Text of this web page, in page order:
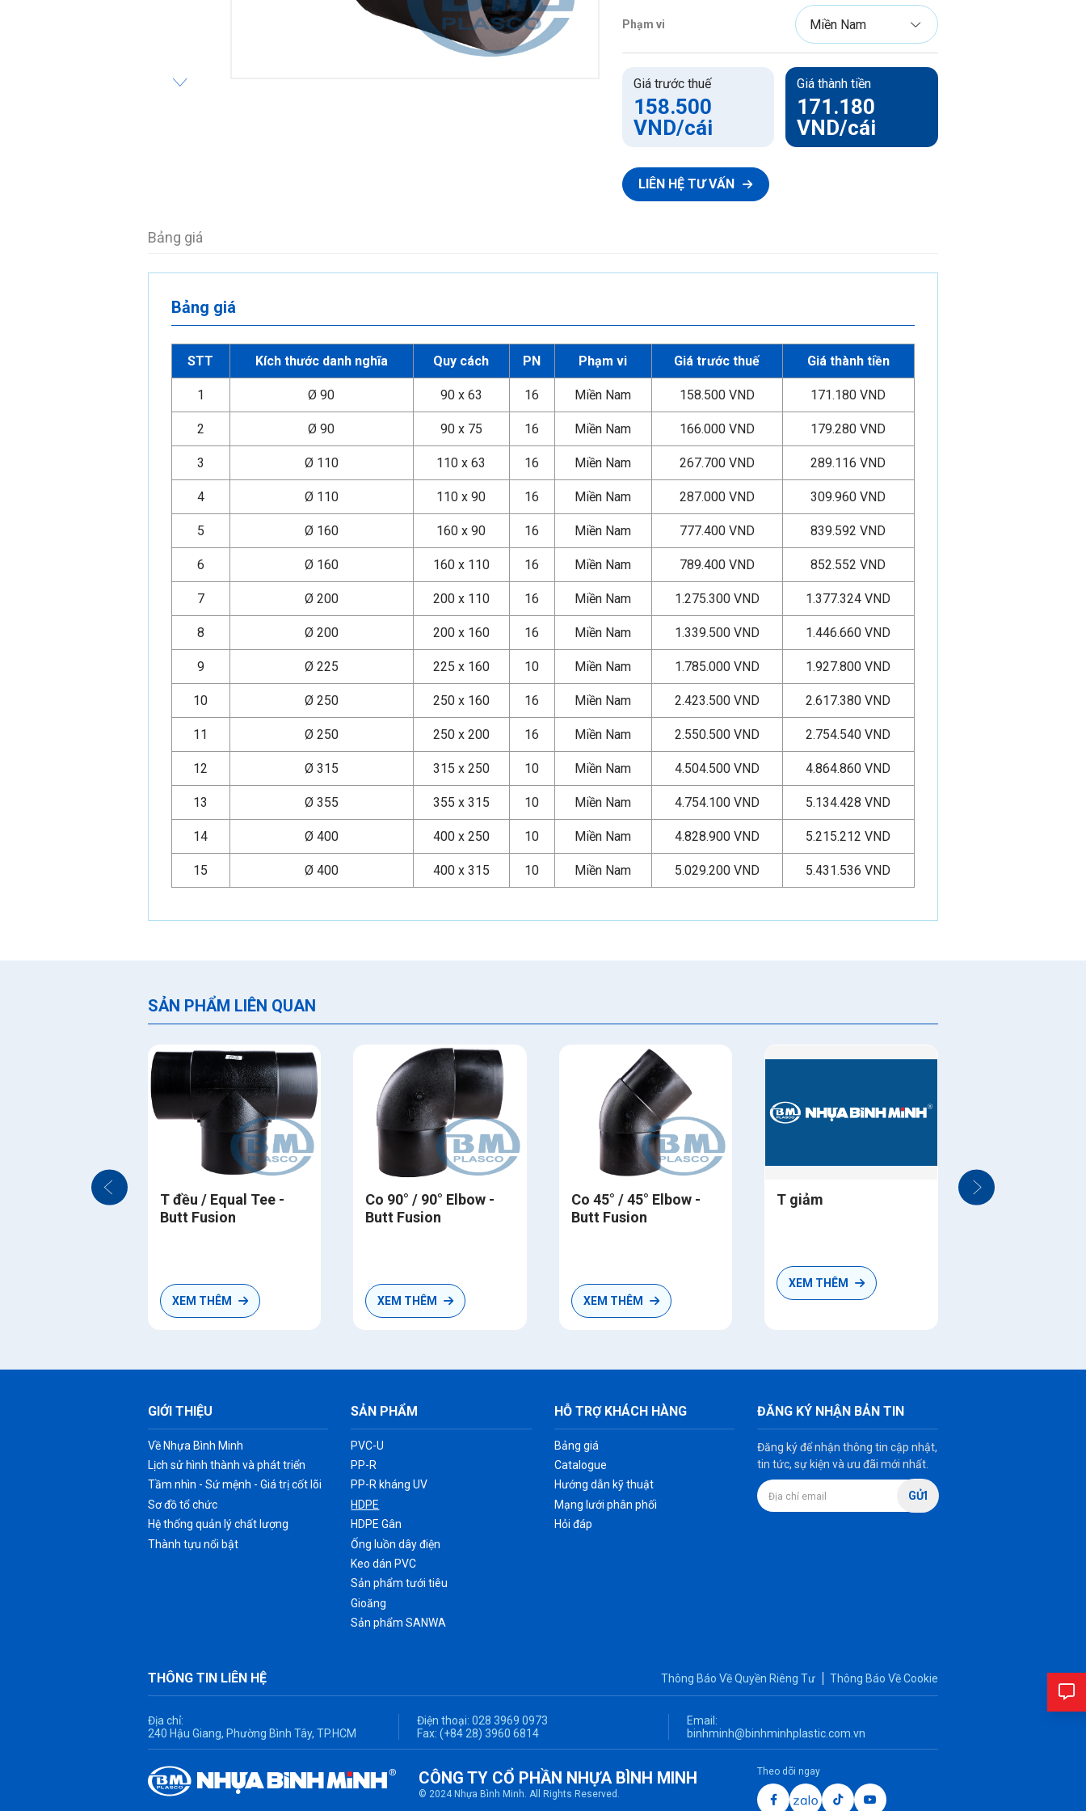
Ống HDPE Gân
Phụ tùng HDPE Gân
Ống luồn dây điện PVC-U
Phụ tùng ống luồn dây điện PVC-U
Keo dán PVC không mùi
Phạm vi
Giá trước thuế
158.500
VND/cái
Giá thành tiền
171.180
VND/cái
LIÊN HỆ TƯ VẤN
Bảng giá
Bảng giá
STT Kích thước danh nghĩa Quy cách PN Phạm vi Giá trước thuế Giá thành tiền
1 Ø 90 90 x 63 16 Miền Nam 158.500 VND 171.180 VND
2 Ø 90 90 x 75 16 Miền Nam 166.000 VND 179.280 VND
3 Ø 110 110 x 63 16 Miền Nam 267.700 VND 289.116 VND
4 Ø 110 110 x 90 16 Miền Nam 287.000 VND 309.960 VND
5 Ø 160 160 x 90 16 Miền Nam 777.400 VND 839.592 VND
6 Ø 160 160 x 110 16 Miền Nam 789.400 VND 852.552 VND
7 Ø 200 200 x 110 16 Miền Nam 1.275.300 VND 1.377.324 VND
8 Ø 200 200 x 160 16 Miền Nam 1.339.500 VND 1.446.660 VND
9 Ø 225 225 x 160 10 Miền Nam 1.785.000 VND 1.927.800 VND
10 Ø 250 250 x 160 16 Miền Nam 2.423.500 VND 2.617.380 VND
11 Ø 250 250 x 200 16 Miền Nam 2.550.500 VND 2.754.540 VND
12 Ø 315 315 x 250 10 Miền Nam 4.504.500 VND 4.864.860 VND
13 Ø 355 355 x 315 10 Miền Nam 4.754.100 VND 5.134.428 VND
14 Ø 400 400 x 250 10 Miền Nam 4.828.900 VND 5.215.212 VND
15 Ø 400 400 x 315 10 Miền Nam 5.029.200 VND 5.431.536 VND
SẢN PHẨM LIÊN QUAN
T đều / Equal Tee -
Butt Fusion
XEM THÊM
Co 90° / 90° Elbow -
Butt Fusion
XEM THÊM
Co 45° / 45° Elbow -
Butt Fusion
XEM THÊM
T giảm
XEM THÊM
GIỚI THIỆU
Về Nhựa Bình Minh
Lịch sử hình thành và phát triển
Tầm nhìn - Sứ mệnh - Giá trị cốt lõi
Sơ đồ tổ chức
Hệ thống quản lý chất lượng
Thành tựu nổi bật
SẢN PHẨM
PVC-U
PP-R
PP-R kháng UV
HDPE
HDPE Gân
Ống luồn dây điện
Keo dán PVC
Sản phẩm tưới tiêu
Gioăng
Sản phẩm SANWA
HỖ TRỢ KHÁCH HÀNG
Bảng giá
Catalogue
Hướng dẫn kỹ thuật
Mạng lưới phân phối
Hỏi đáp
ĐĂNG KÝ NHẬN BẢN TIN
Đăng ký để nhận thông tin cập nhật,
tin tức, sự kiện và ưu đãi mới nhất.
GỬI
THÔNG TIN LIÊN HỆ Thông Báo Về Quyền Riêng Tư Thông Báo Về Cookie
Địa chỉ:
240 Hậu Giang, Phường Bình Tây, TP.HCM
Điện thoại: 028 3969 0973
Fax:(+84 28) 3960 6814
Email:
binhminh@binhminhplastic.com.vn
CÔNG TY CỔ PHẦN NHỰA BÌNH MINH
© 2024 Nhựa Bình Minh. All Rights Reserved.
Theo dõi ngay